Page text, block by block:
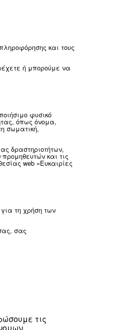
με τις ορθές
στοιχεία που
δεδομένων"). Το
στοιχείο
που αφορούν
που αποκτώνται μέσω της
τους σκοπούς και τα